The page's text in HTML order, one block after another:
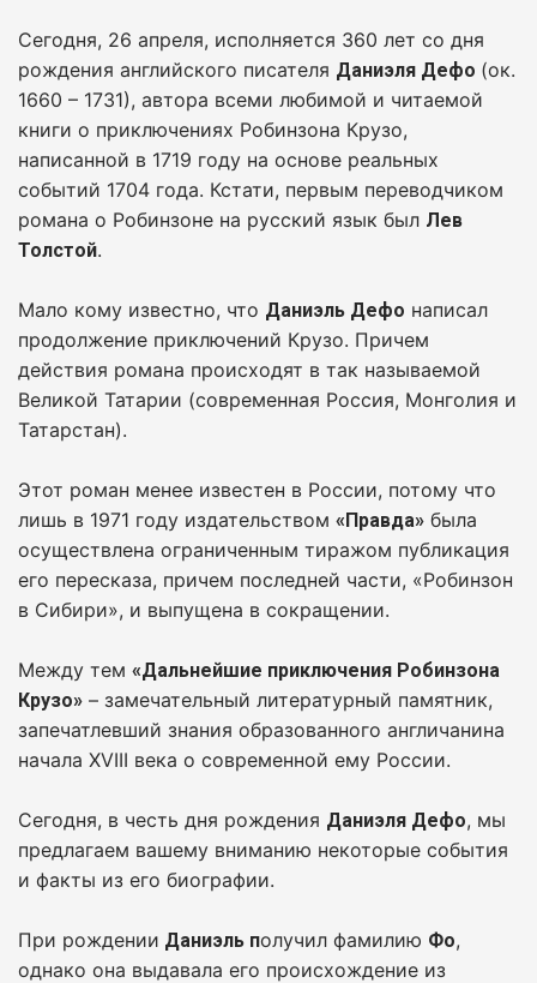
Сегодня, 26 апреля, исполняется 360 лет со дня
рождения английского писателя Даниэля Дефо (ок.
1660 – 1731), автора всеми любимой и читаемой
книги о приключениях Робинзона Крузо,
написанной в 1719 году на основе реальных
событий 1704 года. Кстати, первым переводчиком
романа о Робинзоне на русский язык был Лев
Толстой.
Мало кому известно, что Даниэль Дефо написал
продолжение приключений Крузо. Причем
действия романа происходят в так называемой
Великой Татарии (современная Россия, Монголия и
Татарстан).
Этот роман менее известен в России, потому что
лишь в 1971 году издательством «Правда» была
осуществлена ограниченным тиражом публикация
его пересказа, причем последней части, «Робинзон
в Сибири», и выпущена в сокращении.
Между тем «Дальнейшие приключения Робинзона
Крузо» – замечательный литературный памятник,
запечатлевший знания образованного англичанина
начала XVIII века о современной ему России.
Сегодня, в честь дня рождения Даниэля Дефо, мы
предлагаем вашему вниманию некоторые события
и факты из его биографии.
При рождении Даниэль получил фамилию Фо,
однако она выдавала его происхождение из